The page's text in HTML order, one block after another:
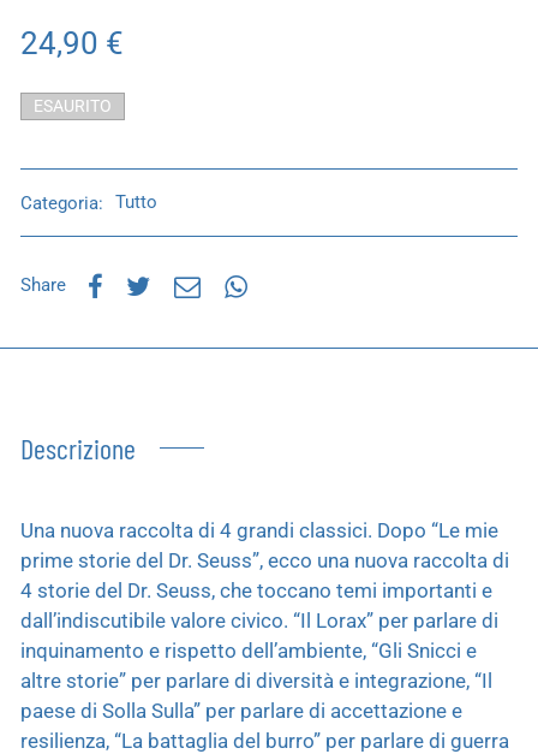
24,90 €
ESAURITO
Categoria: Tutto
Share
Descrizione
Una nuova raccolta di 4 grandi classici. Dopo “Le mie
prime storie del Dr. Seuss”, ecco una nuova raccolta di
4 storie del Dr. Seuss, che toccano temi importanti e
dall’indiscutibile valore civico. “Il Lorax” per parlare di
inquinamento e rispetto dell’ambiente, “Gli Snicci e
altre storie” per parlare di diversità e integrazione, “Il
paese di Solla Sulla” per parlare di accettazione e
resilienza, “La battaglia del burro” per parlare di guerra